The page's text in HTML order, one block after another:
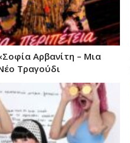
Αρβανίτη – Μια
Τραγούδι